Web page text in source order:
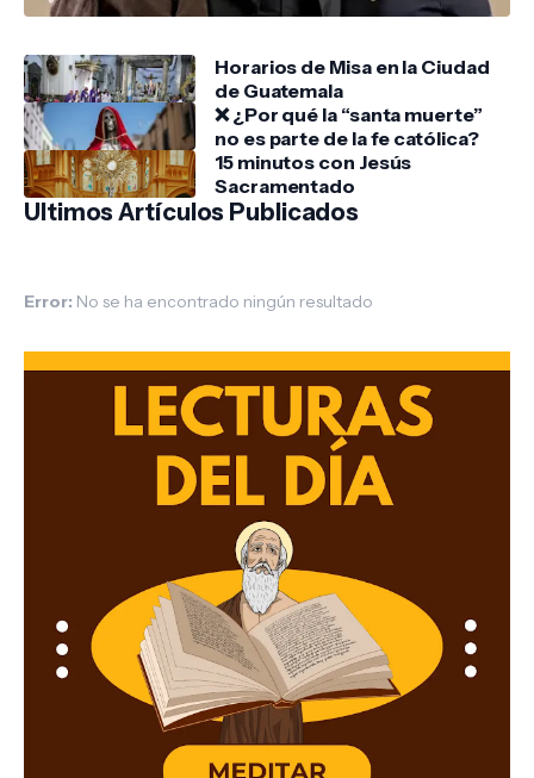
Horarios de Misa en la Ciudad
de Guatemala
❌ ¿Por qué la “santa muerte”
no es parte de la fe católica?
15 minutos con Jesús
Sacramentado
Ultimos Artículos Publicados
Error: No se ha encontrado ningún resultado